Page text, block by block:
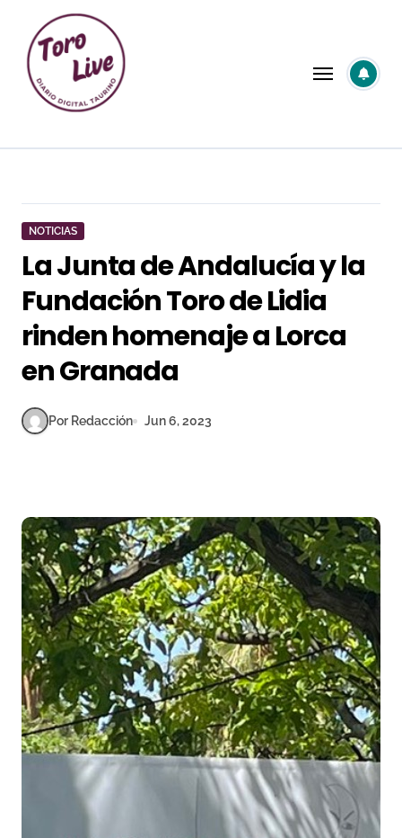
contenido
NOTICIAS
La Junta de Andalucía y la
Fundación Toro de Lidia
rinden homenaje a Lorca
en Granada
Por Redacción Jun 6, 2023